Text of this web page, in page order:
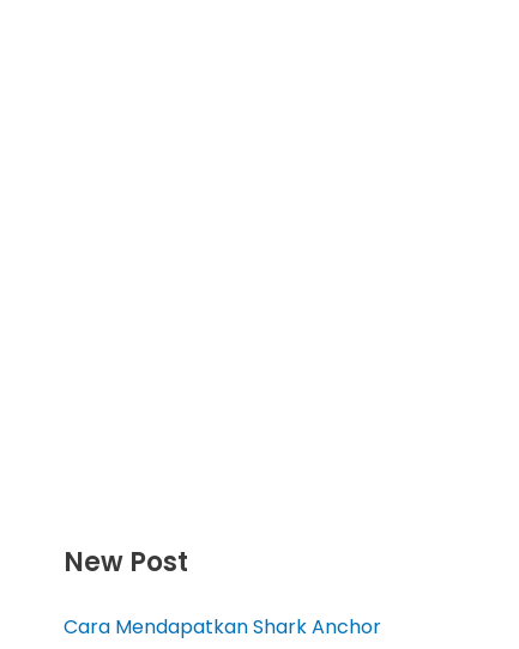
New Post
Cara Mendapatkan Shark Anchor